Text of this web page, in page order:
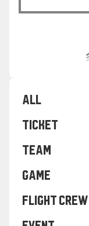
ALL
TICKET
TEAM
GAME
FLIGHT CREW